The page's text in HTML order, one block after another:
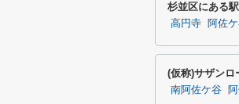
杉並区にある
高円寺 阿佐
(仮称)サザンロ
南阿佐ケ谷